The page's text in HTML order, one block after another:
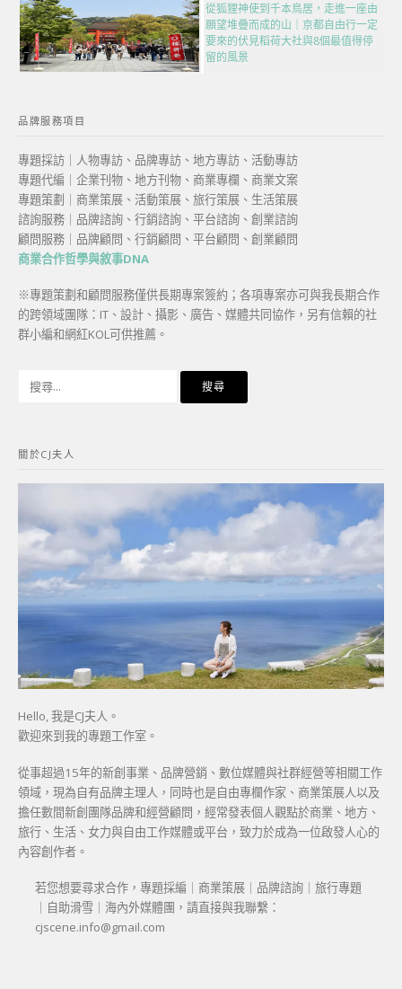
從狐狸神使到千本鳥居，走進一座由
願望堆疊而成的山｜京都自由行一定
要來的伏見稻荷大社與8個最值得停
留的風景
品牌服務項目
專題採訪｜人物專訪、品牌專訪、地方專訪、活動專訪
專題代編｜企業刊物、地方刊物、商業專欄、商業文案
專題策劃｜商業策展、活動策展、旅行策展、生活策展
諮詢服務｜品牌諮詢、行銷諮詢、平台諮詢、創業諮詢
顧問服務｜品牌顧問、行銷顧問、平台顧問、創業顧問
商業合作哲學與敘事DNA
※專題策劃和顧問服務僅供長期專案簽約；各項專案亦可與我長期合作
的跨領域團隊：IT、設計、攝影、廣告、媒體共同協作，另有信賴的社
群小編和網紅KOL可供推薦。
字:
關於CJ夫人
Hello, 我是CJ夫人。
歡迎來到我的專題工作室。
從事超過15年的新創事業、品牌營銷、數位媒體與社群經營等相關工作
領域，現為自有品牌主理人，同時也是自由專欄作家、商業策展人以及
擔任數間新創團隊品牌和經營顧問，經常發表個人觀點於商業、地方、
旅行、生活、女力與自由工作媒體或平台，致力於成為一位啟發人心的
內容創作者。
若您想要尋求合作，專題採編｜商業策展｜品牌諮詢｜旅行專題
｜自助滑雪｜海內外媒體團，請直接與我聯繫：
cjscene.info@gmail.com